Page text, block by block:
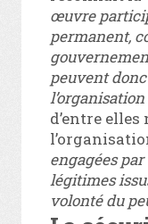
œuvre
permanent,
peuvent
d’entre
engagées
légitimes
volonté du